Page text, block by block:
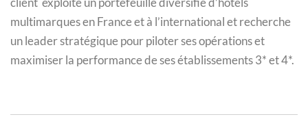
multimarques en France et à l’international et recherche
un leader stratégique pour piloter ses opérations et
maximiser la performance de ses établissements 3* et 4*.